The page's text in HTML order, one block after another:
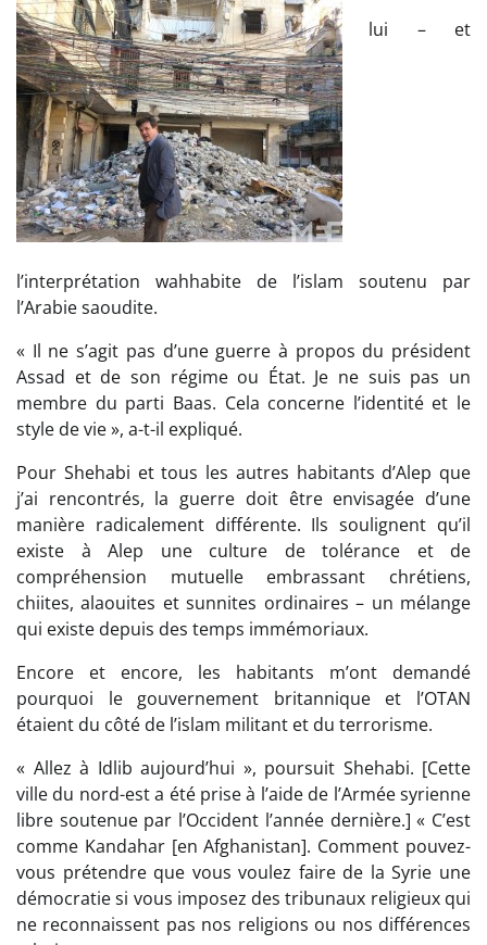
lui – et
l’interprétation wahhabite de l’islam soutenu par
l’Arabie saoudite.
« Il ne s’agit pas d’une guerre à propos du président
Assad et de son régime ou État. Je ne suis pas un
membre du parti Baas. Cela concerne l’identité et le
style de vie », a-t-il expliqué.
Pour Shehabi et tous les autres habitants d’Alep que
j’ai rencontrés, la guerre doit être envisagée d’une
manière radicalement différente. Ils soulignent qu’il
existe à Alep une culture de tolérance et de
compréhension mutuelle embrassant chrétiens,
chiites, alaouites et sunnites ordinaires – un mélange
qui existe depuis des temps immémoriaux.
Encore et encore, les habitants m’ont demandé
pourquoi le gouvernement britannique et l’OTAN
étaient du côté de l’islam militant et du terrorisme.
« Allez à Idlib aujourd’hui », poursuit Shehabi. [Cette
ville du nord-est a été prise à l’aide de l’Armée syrienne
libre soutenue par l’Occident l’année dernière.] « C’est
comme Kandahar [en Afghanistan]. Comment pouvez-
vous prétendre que vous voulez faire de la Syrie une
démocratie si vous imposez des tribunaux religieux qui
ne reconnaissent pas nos religions ou nos différences